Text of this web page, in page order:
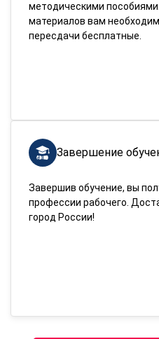
методическими
материалов вам
пересдачи бесплатные.
Завершение
Завершив обучение, вы
профессии рабочего.
город России!